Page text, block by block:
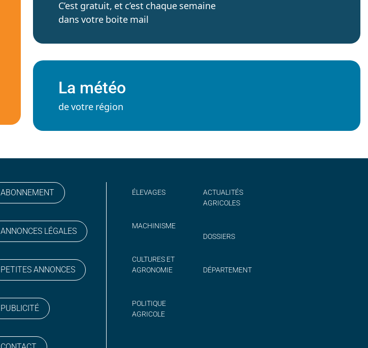
C’est gratuit, et c’est chaque semaine
dans votre boite mail
La météo
de votre région
ABONNEMENT
ANNONCES LÉGALES
PETITES ANNONCES
PUBLICITÉ
ÉLEVAGES
MACHINISME
CULTURES ET
AGRONOMIE
POLITIQUE
AGRICOLE
ACTUALITÉS
AGRICOLES
DOSSIERS
DÉPARTEMENT